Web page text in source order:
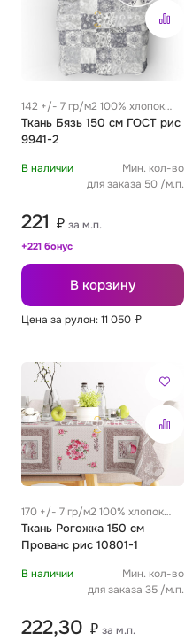
142 +/- 7 гр/м2 100% хлопок
0.29 м
Ткань Бязь 150 см ГОСТ рис
9941-2
В наличии
Мин. кол-во
для заказа 50 /м.п.
221 ₽ за м.п.
+221 бонус
В корзину
Цена за рулон: 11 050 ₽
170 +/- 7 гр/м2 100% хлопок
0.31 м
Ткань Рогожка 150 см
Прованс рис 10801-1
В наличии
Мин. кол-во
для заказа 35 /м.п.
222,30 ₽ за м.п.